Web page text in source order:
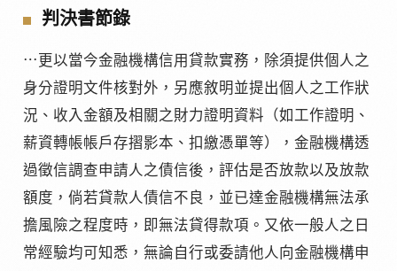
判決書節錄
⋯更以當今金融機構信用貸款實務，除須提供個人之
身分證明文件核對外，另應敘明並提出個人之工作狀
況、收入金額及相關之財力證明資料（如工作證明、
薪資轉帳帳戶存摺影本、扣繳憑單等），金融機構透
過徵信調查申請人之債信後，評估是否放款以及放款
額度，倘若貸款人債信不良，並已達金融機構無法承
擔風險之程度時，即無法貸得款項。又依一般人之日
常經驗均可知悉，無論自行或委請他人向金融機構申